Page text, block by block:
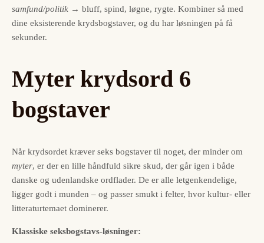
samfund/politik → bluff, spind, løgne, rygte. Kombiner så med
dine eksisterende krydsbogstaver, og du har løsningen på få
sekunder.
Myter krydsord 6
bogstaver
Når krydsordet kræver seks bogstaver til noget, der minder om
myter, er der en lille håndfuld sikre skud, der går igen i både
danske og udenlandske ordflader. De er alle letgenkendelige,
ligger godt i munden – og passer smukt i felter, hvor kultur- eller
litteraturtemaet dominerer.
Klassiske seksbogstavs-løsninger: